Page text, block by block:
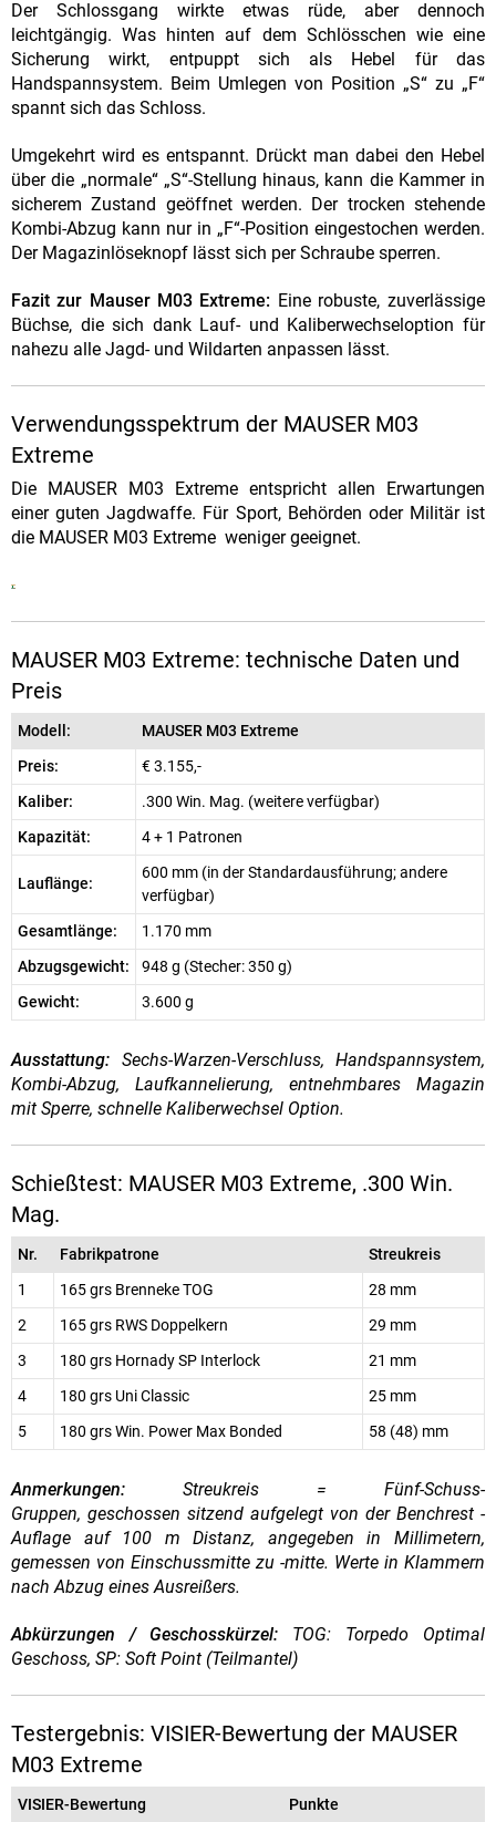
Der Schlossgang wirkte etwas rüde, aber dennoch
leichtgängig. Was hinten auf dem Schlösschen wie eine
Sicherung wirkt, entpuppt sich als Hebel für das
Handspannsystem. Beim Umlegen von Position „S“ zu „F“
spannt sich das Schloss.
Umgekehrt wird es entspannt. Drückt man dabei den Hebel
über die „normale“ „S“-Stellung hinaus, kann die Kammer in
sicherem Zustand geöffnet werden. Der trocken stehende
Kombi-Abzug kann nur in „F“-Position eingestochen werden.
Der Magazinlöseknopf lässt sich per Schraube sperren.
Fazit zur Mauser M03 Extreme: Eine robuste, zuverlässige
Büchse, die sich dank Lauf- und Kaliberwechseloption für
nahezu alle Jagd- und Wildarten anpassen lässt.
Verwendungsspektrum der MAUSER M03
Extreme
Die MAUSER M03 Extreme entspricht allen Erwartungen
einer guten Jagdwaffe. Für Sport, Behörden oder Militär ist
die MAUSER M03 Extreme weniger geeignet.
MAUSER M03 Extreme: technische Daten und
Preis
Modell:
MAUSER M03 Extreme
Preis:
€ 3.155,-
Kaliber:
.300 Win. Mag. (weitere verfügbar)
Kapazität:
4 + 1 Patronen
Lauflänge:
600 mm (in der Standardausführung; andere
verfügbar)
Gesamtlänge:
1.170 mm
Abzugsgewicht:
948 g (Stecher: 350 g)
Gewicht:
3.600 g
Ausstattung: Sechs-Warzen-Verschluss, Handspannsystem,
Kombi-Abzug, Laufkannelierung, entnehmbares Magazin
mit Sperre, schnelle Kaliberwechsel Option.
Schießtest: MAUSER M03 Extreme, .300 Win.
Mag.
Nr. Fabrikpatrone
Streukreis
1
165 grs Brenneke TOG
28 mm
2
165 grs RWS Doppelkern
29 mm
3
180 grs Hornady SP Interlock
21 mm
4
180 grs Uni Classic
25 mm
5
180 grs Win. Power Max Bonded 58 (48) mm
Anmerkungen: Streukreis = Fünf-Schuss-
Gruppen, geschossen sitzend aufgelegt von der Benchrest -
Auflage auf 100 m Distanz, angegeben in Millimetern,
gemessen von Einschussmitte zu -mitte. Werte in Klammern
nach Abzug eines Ausreißers.
Abkürzungen / Geschosskürzel: TOG: Torpedo Optimal
Geschoss, SP: Soft Point (Teilmantel)
Testergebnis: VISIER-Bewertung der MAUSER
M03 Extreme
VISIER-Bewertung
Punkte